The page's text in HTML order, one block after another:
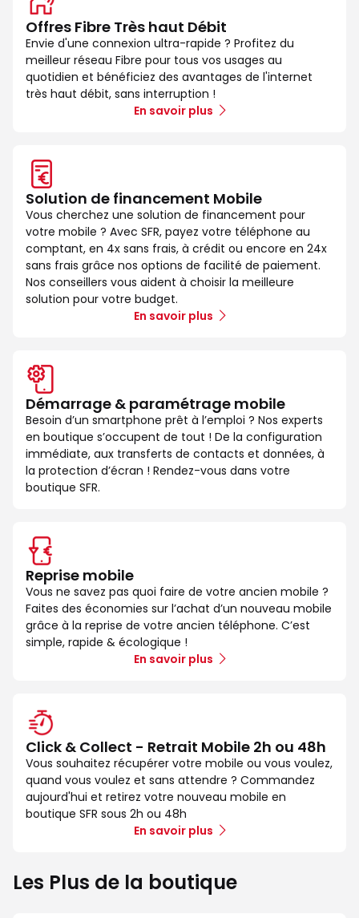
Offres Fibre Très haut Débit
Envie d'une connexion ultra-rapide ? Profitez du
meilleur réseau Fibre pour tous vos usages au
quotidien et bénéficiez des avantages de l'internet
très haut débit, sans interruption !
En savoir plus
Solution de financement Mobile
Vous cherchez une solution de financement pour
votre mobile ? Avec SFR, payez votre téléphone au
comptant, en 4x sans frais, à crédit ou encore en 24x
sans frais grâce nos options de facilité de paiement.
Nos conseillers vous aident à choisir la meilleure
solution pour votre budget.
En savoir plus
Démarrage & paramétrage mobile
Besoin d’un smartphone prêt à l’emploi ? Nos experts
en boutique s’occupent de tout ! De la configuration
immédiate, aux transferts de contacts et données, à
la protection d’écran ! Rendez-vous dans votre
boutique SFR.
Reprise mobile
Vous ne savez pas quoi faire de votre ancien mobile ?
Faites des économies sur l’achat d’un nouveau mobile
grâce à la reprise de votre ancien téléphone. C’est
simple, rapide & écologique !
En savoir plus
Click & Collect - Retrait Mobile 2h ou 48h
Vous souhaitez récupérer votre mobile ou vous voulez,
quand vous voulez et sans attendre ? Commandez
aujourd'hui et retirez votre nouveau mobile en
boutique SFR sous 2h ou 48h
En savoir plus
Les Plus de la boutique